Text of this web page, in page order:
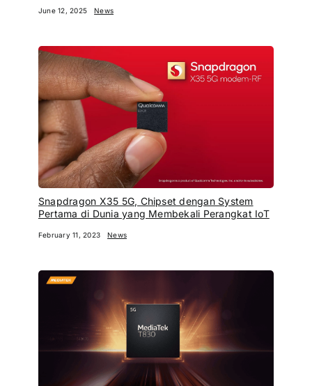
June 12, 2025 News
Snapdragon X35 5G, Chipset dengan System
Pertama di Dunia yang Membekali Perangkat IoT
February 11, 2023 News